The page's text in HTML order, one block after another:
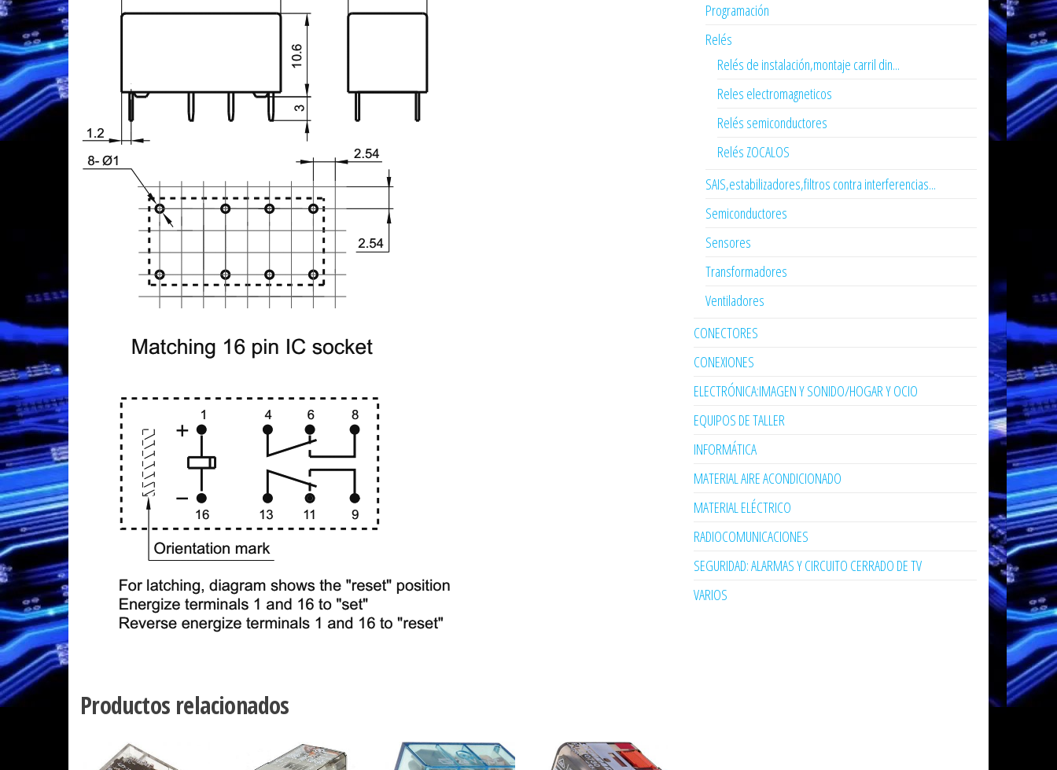
Productos relacionados
Programación
Relés
Relés de instalación,montaje carril din...
Reles electromagneticos
Relés semiconductores
Relés ZOCALOS
SAIS,estabilizadores,filtros contra interferencias...
Semiconductores
Sensores
Transformadores
Ventiladores
CONECTORES
CONEXIONES
ELECTRÓNICA:IMAGEN Y SONIDO/HOGAR Y OCIO
EQUIPOS DE TALLER
INFORMÁTICA
MATERIAL AIRE ACONDICIONADO
MATERIAL ELÉCTRICO
RADIOCOMUNICACIONES
SEGURIDAD: ALARMAS Y CIRCUITO CERRADO DE TV
VARIOS